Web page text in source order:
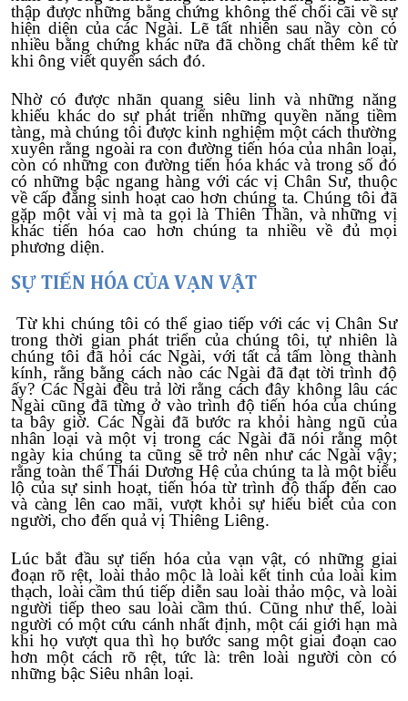
thập được những bằng chứng không thể chối cãi về sự
hiện diện của các Ngài. Lẽ tất nhiên sau nầy còn có
nhiều bằng chứng khác nữa đã chồng chất thêm kể từ
khi ông viết quyển sách đó.
Nhờ có được nhãn quang siêu linh và những năng
khiếu khác do sự phát triển những quyền năng tiềm
tàng, mà chúng tôi được kinh nghiệm một cách thường
xuyên rằng ngoài ra con đường tiến hóa của nhân loại,
còn có những con đường tiến hóa khác và trong số đó
có những bậc ngang hàng với các vị Chân Sư, thuộc
về cấp đẳng sinh hoạt cao hơn chúng ta. Chúng tôi đã
gặp một vài vị mà ta gọi là Thiên Thần, và những vị
khác tiến hóa cao hơn chúng ta nhiều về đủ mọi
phương diện.
SỰ TIẾN HÓA CỦA VẠN VẬT
Từ khi chúng tôi có thể giao tiếp với các vị Chân Sư
trong thời gian phát triển của chúng tôi, tự nhiên là
chúng tôi đã hỏi các Ngài, với tất cả tấm lòng thành
kính, rằng bằng cách nào các Ngài đã đạt tời trình độ
ấy? Các Ngài đều trả lời rằng cách đây không lâu các
Ngài cũng đã từng ở vào trình độ tiến hóa của chúng
ta bây giờ. Các Ngài đã bước ra khỏi hàng ngũ của
nhân loại và một vị trong các Ngài đã nói rằng một
ngày kia chúng ta cũng sẽ trở nên như các Ngài vậy;
rằng toàn thể Thái Dương Hệ của chúng ta là một biểu
lộ của sự sinh hoạt, tiến hóa từ trình độ thấp đến cao
và càng lên cao mãi, vượt khỏi sự hiểu biết của con
người, cho đến quả vị Thiêng Liêng.
Lúc bắt đầu sự tiến hóa của vạn vật, có những giai
đoạn rõ rệt, loài thảo mộc là loài kết tinh của loài kim
thạch, loài cầm thú tiếp diễn sau loài thảo mộc, và loài
người tiếp theo sau loài cầm thú. Cũng như thế, loài
người có một cứu cánh nhất định, một cái giới hạn mà
khi họ vượt qua thì họ bước sang một giai đoạn cao
hơn một cách rõ rệt, tức là: trên loài người còn có
những bậc Siêu nhân loại.